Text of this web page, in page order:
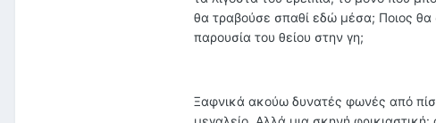
θα τραβούσε σπαθί εδώ μέσα; Ποιος θα
παρουσία του θείου στην γη;
Ξαφνικά ακούω δυνατές φωνές από